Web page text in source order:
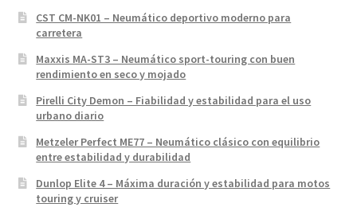
CST CM-NK01 – Neumático deportivo moderno para
carretera
Maxxis MA-ST3 – Neumático sport-touring con buen
rendimiento en seco y mojado
Pirelli City Demon – Fiabilidad y estabilidad para el uso
urbano diario
Metzeler Perfect ME77 – Neumático clásico con equilibrio
entre estabilidad y durabilidad
Dunlop Elite 4 – Máxima duración y estabilidad para motos
touring y cruiser